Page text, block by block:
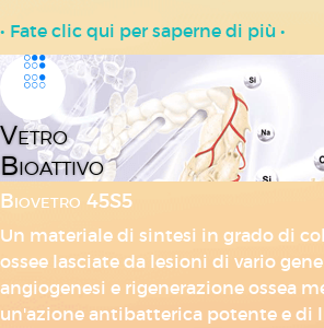
• Fate clic qui per saperne di più •
Vetro
Bioattivo
Biovetro 45S5
Un materiale di sintesi in grado di
ossee lasciate da lesioni di vario
angiogenesi e rigenerazione ossea
un'azione antibatterica potente e di